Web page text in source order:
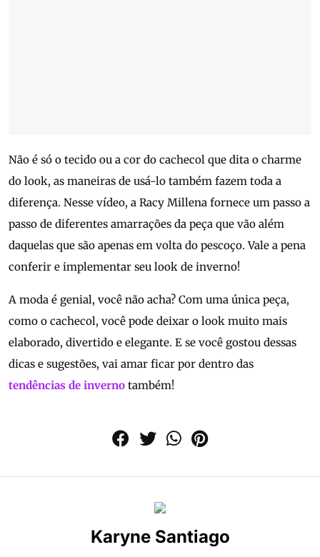
Não é só o tecido ou a cor do cachecol que dita o charme
do look, as maneiras de usá-lo também fazem toda a
diferença. Nesse vídeo, a Racy Millena fornece um passo a
passo de diferentes amarrações da peça que vão além
daquelas que são apenas em volta do pescoço. Vale a pena
conferir e implementar seu look de inverno!
A moda é genial, você não acha? Com uma única peça,
como o cachecol, você pode deixar o look muito mais
elaborado, divertido e elegante. E se você gostou dessas
dicas e sugestões, vai amar ficar por dentro das
tendências de inverno também!
Karyne Santiago